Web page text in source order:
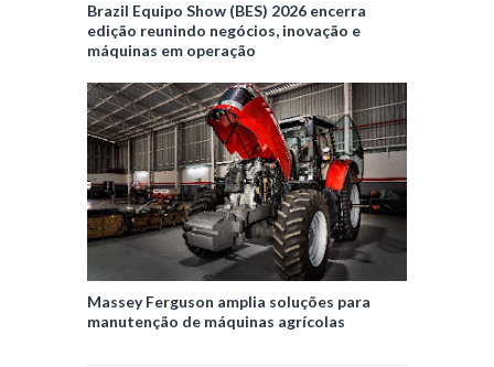
Brazil Equipo Show (BES) 2026 encerra
edição reunindo negócios, inovação e
máquinas em operação
Massey Ferguson amplia soluções para
manutenção de máquinas agrícolas